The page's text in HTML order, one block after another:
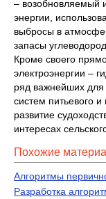
– возобновляемый
энергии,
выбросы в
запасы
Кроме своего
электроэнергии –
ряд важнейших для
систем питьевого
развитие
интересах
Похожие
Алгоритмы
Разработка